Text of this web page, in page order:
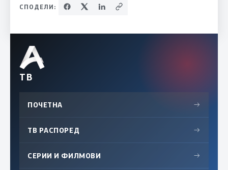
СПОДЕЛИ:
ТВ
ПОЧЕТНА →
ТВ РАСПОРЕД →
СЕРИИ И ФИЛМОВИ →